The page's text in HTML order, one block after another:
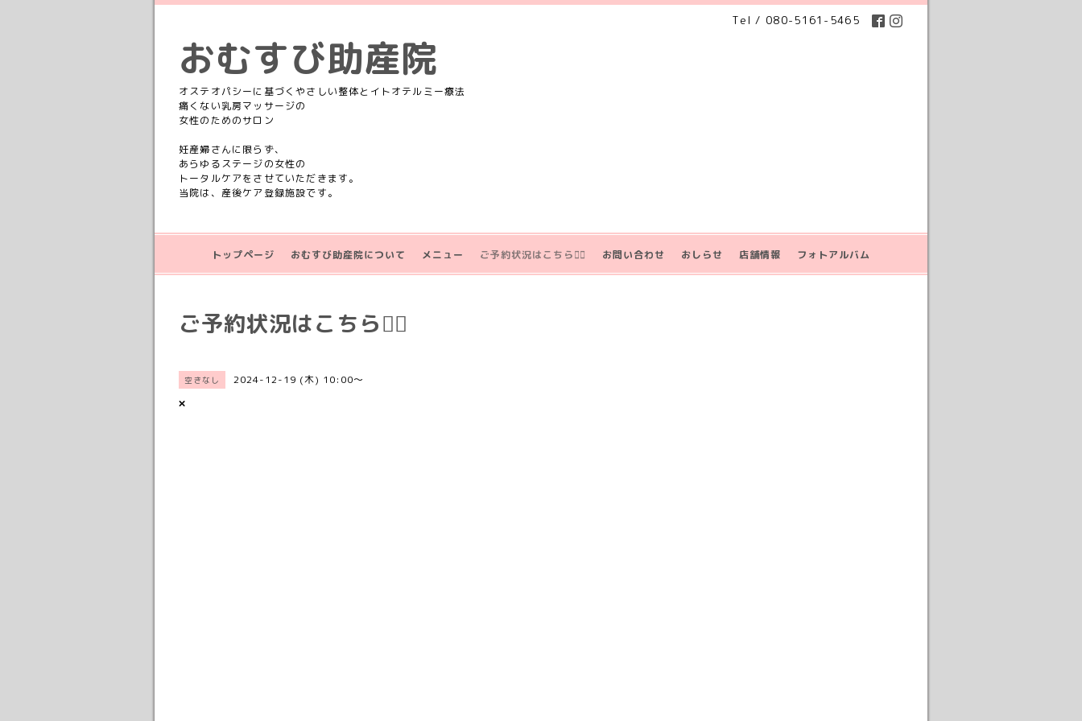
Tel / 080-5161-5465
おむすび助産院
オステオパシーに基づくやさしい整体とイトオテルミー療法
痛くない乳房マッサージの
女性のためのサロン
妊産婦さんに限らず、
あらゆるステージの女性の
トータルケアをさせていただきます。
当院は、産後ケア登録施設です。
トップページ おむすび助産院について メニュー ご予約状況はこちら💁‍♀️ お問い合わせ おしらせ 店舗情報 フォトアルバム
ご予約状況はこちら💁‍♀️
空きなし 2024-12-19 (木) 10:00～
×